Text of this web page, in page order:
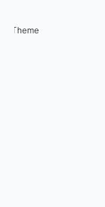
Theme